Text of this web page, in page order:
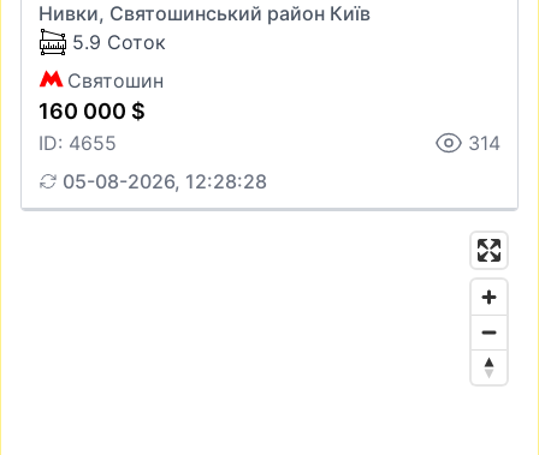
Нивки, Святошинський район Київ
5.9 Соток
Святошин
160 000 $
ID: 4655
314
05-08-2026, 12:28:28